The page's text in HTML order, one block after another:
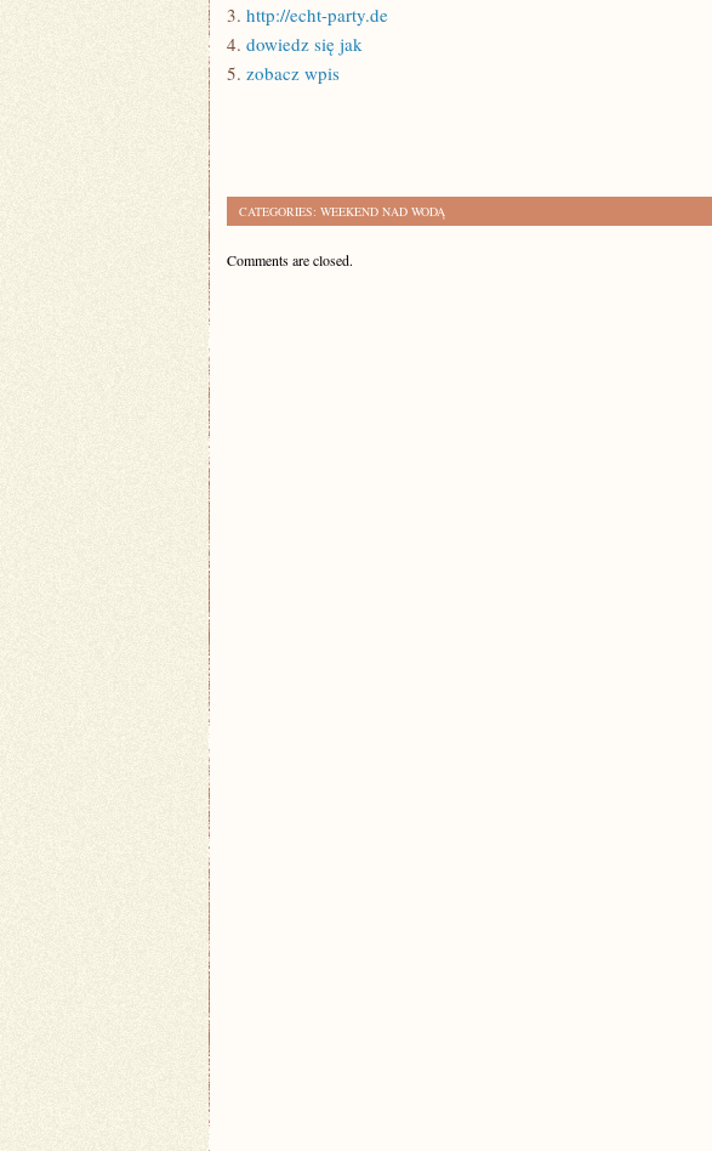
3. http://echt-party.de
4. dowiedz się jak
5. zobacz wpis
CATEGORIES: WEEKEND NAD WODĄ
Comments are closed.